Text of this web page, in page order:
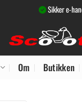
Sikker e-
Om Butikken